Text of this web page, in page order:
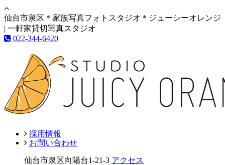
仙台市泉区＊家族写真フォトスタジオ＊ジューシーオレンジ
| 一軒家貸切写真スタジオ
022-344-6420
採用情報
お問い合わせ
仙台市泉区向陽台1-21-3 アクセス